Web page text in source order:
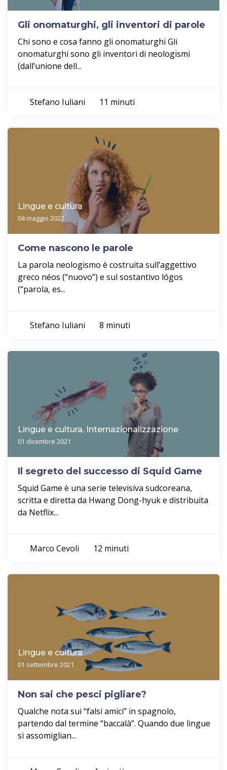
Gli onomaturghi, gli inventori di parole
Chi sono e cosa fanno gli onomaturghi Gli
onomaturghi sono gli inventori di neologismi
(dall’unione dell...
Stefano Iuliani 11 minuti
Lingue e cultura
04 maggio 2022
Come nascono le parole
La parola neologismo è costruita sull’aggettivo
greco néos (“nuovo”) e sul sostantivo lógos
(“parola, es...
Stefano Iuliani 8 minuti
Lingue e cultura, Internazionalizzazione
01 dicembre 2021
Il segreto del successo di Squid Game
Squid Game è una serie televisiva sudcoreana,
scritta e diretta da Hwang Dong-hyuk e distribuita
da Netflix...
Marco Cevoli 12 minuti
Lingue e cultura
01 settembre 2021
Non sai che pesci pigliare?
Qualche nota sui “falsi amici” in spagnolo,
partendo dal termine “baccalà”. Quando due lingue
si assomiglian...